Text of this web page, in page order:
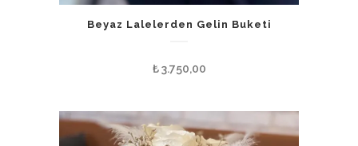
Beyaz Lalelerden Gelin Buketi
₺3.750,00